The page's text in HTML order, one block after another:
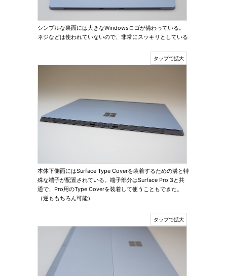
シンプルな裏面には大きなWindowsロゴが備わっている。
ネジなどは使われていないので、非常にスッキリとしている
本体下側面にはSurface Type Coverを装着するための溝と特
殊な端子が配置されている。端子部分はSurface Pro 3と共
通で、Pro用のType Coverを装着して使うこともできた。
（逆ももちろん可能）